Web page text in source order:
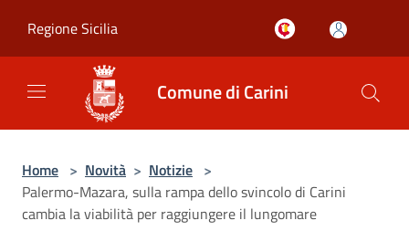
Regione Sicilia
Comune di Carini
Home > Novità > Notizie >
Palermo-Mazara, sulla rampa dello svincolo di Carini
cambia la viabilità per raggiungere il lungomare